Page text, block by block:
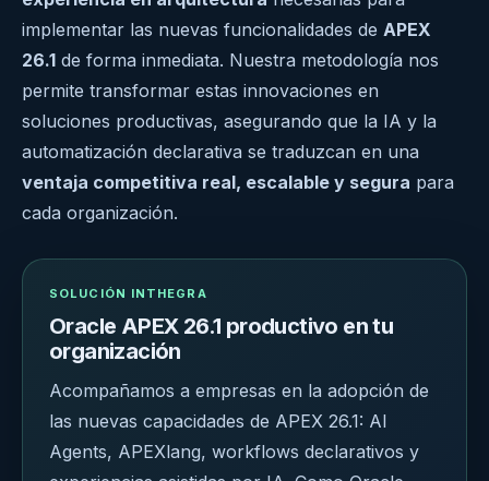
implementar las nuevas funcionalidades de APEX
26.1 de forma inmediata. Nuestra metodología nos
permite transformar estas innovaciones en
soluciones productivas, asegurando que la IA y la
automatización declarativa se traduzcan en una
ventaja competitiva real, escalable y segura para
cada organización.
SOLUCIÓN INTHEGRA
Oracle APEX 26.1 productivo en tu
organización
Acompañamos a empresas en la adopción de
las nuevas capacidades de APEX 26.1: AI
Agents, APEXlang, workflows declarativos y